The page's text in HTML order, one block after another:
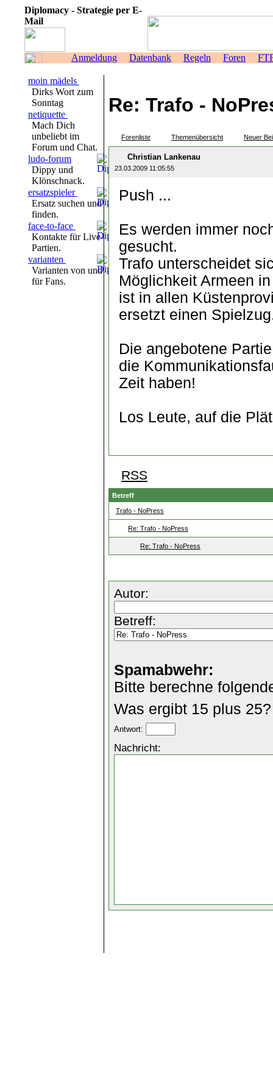
Diplomacy - Strategie per E-
Mail
Anmeldung Datenbank Regeln Foren
moin mädels
Dirks Wort zum
Sonntag
netiquette
Mach Dich
unbeliebt im
Forum und Chat.
ludo-forum
Dippy und
Klönschnack.
ersatzspieler
Ersatz suchen und
finden.
face-to-face
Kontakte für Live-
Partien.
varianten
Varianten von und
für Fans.
Re: Trafo -
Forenliste Themenübersicht Neuer
Christian Lankenau
23.03.2009 11:05:55
Push ...
Es werden immer
gesucht.
Trafo unterscheidet
Möglichkeit Armeen
ist in allen
ersetzt einen
Die angebotene
die
Zeit haben!
Los Leute, auf die
RSS
Betreff
Trafo - NoPress
Re: Trafo - NoPress
Re: Trafo - NoPress
Autor:
Betreff:
Spamabwehr:
Bitte berechne
Was ergibt 15 plus 25?
Antwort:
Nachricht: